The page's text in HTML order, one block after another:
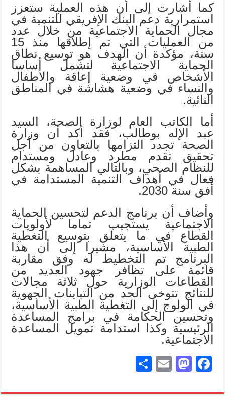
كما أشارت إلى أن هذه العملية ستعزز
استمرارية دعم البنك الإفريقي للتنمية في
مجال الحماية الاجتماعية من خلال عدد
من العمليات التي تم إطلاقها منذ 15
سنة، مؤكدة أن الهدف هو توسيع نطاق
الحماية الاجتماعية لتشمل أساسا
الأشخاص في وضعية إعاقة والأطفال
والنساء في وضعية هشاشة في المناطق
النائية.
أما الكاتب العام لوزارة الصحة، السيد
عبد الإله بوطالب، فقد أكد أن وزارة
الصحة تجدد التزامها بالتعاون من أجل
تحقيق تقدم مطرد وعادل ومستدام
للنظام الصحي، وبالتالي المساهمة بشكل
فعال في أهداف التنمية المستدامة في
أفق سنة 2030.
وأضاف أن برنامج الدعم لتحسين الحماية
الاجتماعية يستجيب تماما لأولويات
القطاع في ما يتعلق بتوسيع التغطية
الطبية الأساسية، مشيرا إلى أن هذا
البرنامج تم التخطيط له وفق مقاربة
قائمة على تظافر جهود العديد من
القطاعات الوزارية حول ثلاثة مجالات
للنتائج تتوخى الحد من التباينات الجهوية
في الولوج إلى التغطية الطبية الأساسية،
وتحسين الحكامة في برامج المساعدة
الرئيسية وكذا استدامة تمويل المساعدة
الاجتماعية.
Fa
bo
M
to
E
ail
re